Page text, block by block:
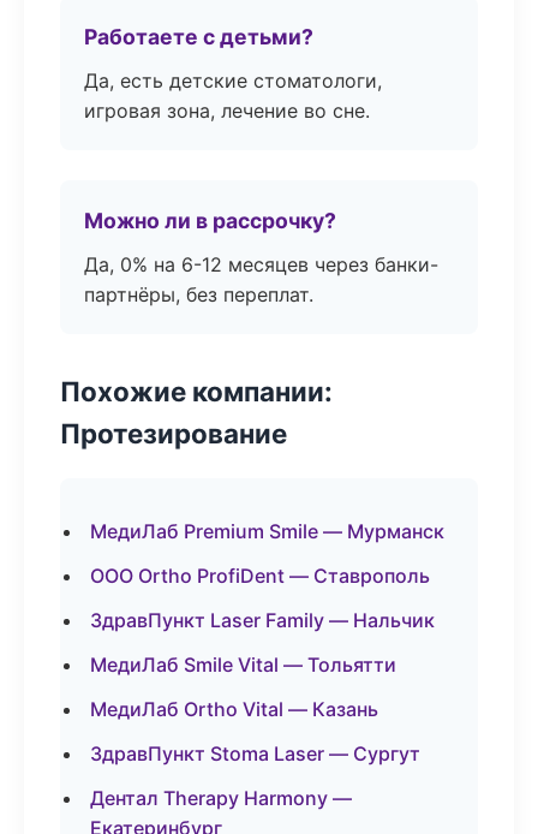
Работаете с детьми?
Да, есть детские стоматологи,
игровая зона, лечение во сне.
Можно ли в рассрочку?
Да, 0% на 6-12 месяцев через банки-
партнёры, без переплат.
Похожие компании:
Протезирование
МедиЛаб Premium Smile — Мурманск
ООО Ortho ProfiDent — Ставрополь
ЗдравПункт Laser Family — Нальчик
МедиЛаб Smile Vital — Тольятти
МедиЛаб Ortho Vital — Казань
ЗдравПункт Stoma Laser — Сургут
Дентал Therapy Harmony —
Екатеринбург